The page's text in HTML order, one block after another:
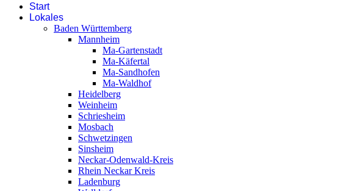
Start
Lokales
Baden Württemberg
Mannheim
Ma-Gartenstadt
Ma-Käfertal
Ma-Sandhofen
Ma-Waldhof
Heidelberg
Weinheim
Schriesheim
Mosbach
Schwetzingen
Sinsheim
Neckar-Odenwald-Kreis
Rhein Neckar Kreis
Ladenburg